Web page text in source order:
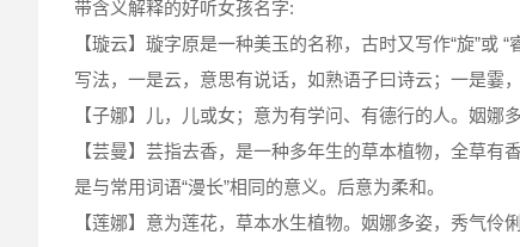
带含义解释的好听女孩名字:
【璇云】璇字原是一种美玉的名称，古时又写作“旋”
写法，一是云，意思有说话，如熟语子曰诗云；一是霎
【子娜】儿，儿或女；意为有学问、有德行的人。姻娜
【芸曼】芸指去香，是一种多年生的草本植物，全草
是与常用词语“漫长”相同的意义。后意为柔和。
【莲娜】意为莲花，草本水生植物。姻娜多姿，秀气伶